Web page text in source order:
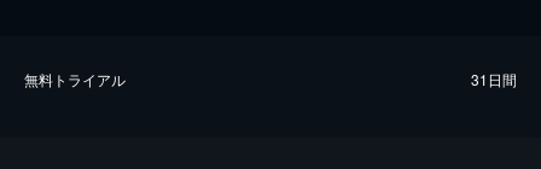
無料トライアル 31日間